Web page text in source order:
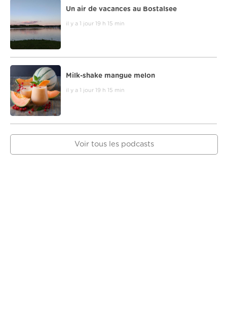
Un air de vacances au Bostalsee
il y a 1 jour 19 h 15 min
Milk-shake mangue melon
il y a 1 jour 19 h 15 min
Voir tous les podcasts